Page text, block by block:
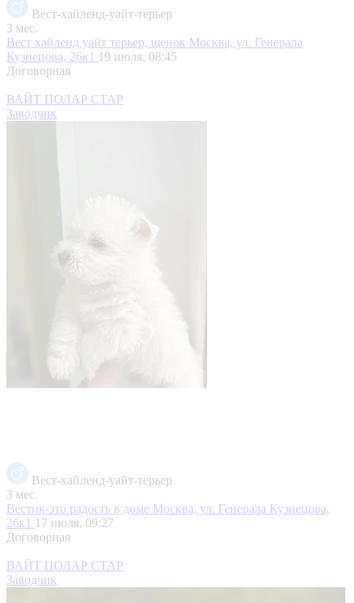
Вест-хайленд-уайт-терьер
3 мес.
Вест хайленд уайт терьер, щенок Москва, ул. Генерала
Кузнецова, 26к1 19 июля, 08:45
Договорная
ВАЙТ ПОЛАР СТАР
Заводчик
Вест-хайленд-уайт-терьер
3 мес.
Вестик-это радость в доме Москва, ул. Генерала Кузнецова,
26к1 17 июля, 09:27
Договорная
ВАЙТ ПОЛАР СТАР
Заводчик